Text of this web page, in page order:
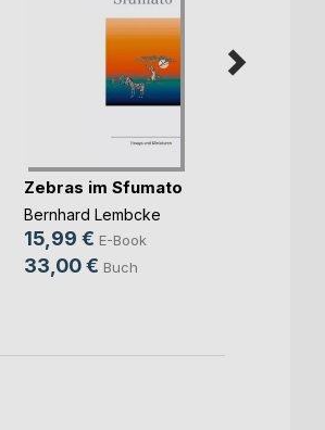
Zebras im Sfumato
Bernhard Lembcke
15,99 € E-Book
33,00 € Buch